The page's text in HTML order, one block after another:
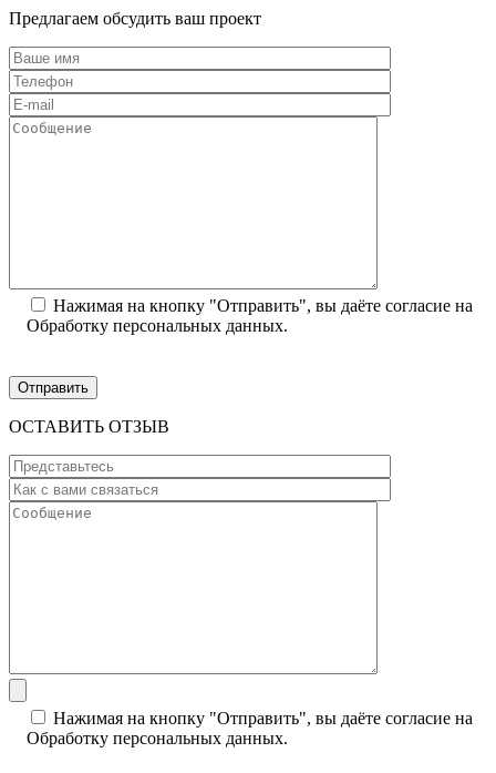
Предлагаем обсудить ваш проект
Нажимая на кнопку "Отправить", вы даёте согласие на
Обработку персональных данных.
ОСТАВИТЬ ОТЗЫВ
Нажимая на кнопку "Отправить", вы даёте согласие на
Обработку персональных данных.